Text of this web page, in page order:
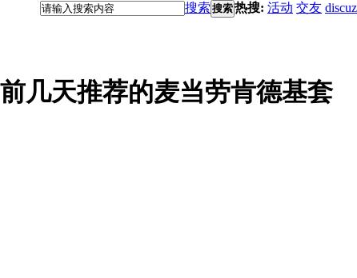
搜索 搜索热搜: 活动 交友 discuz
几天推荐的麦当劳肯德基套